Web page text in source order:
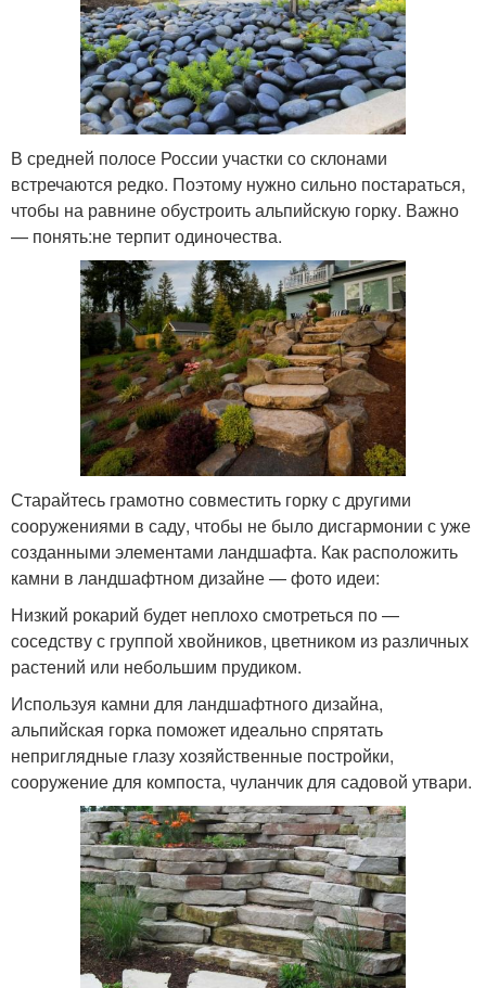
В средней полосе России участки со склонами
встречаются редко. Поэтому нужно сильно постараться,
чтобы на равнине обустроить альпийскую горку. Важно
— понять:не терпит одиночества.
Старайтесь грамотно совместить горку с другими
сооружениями в саду, чтобы не было дисгармонии с уже
созданными элементами ландшафта. Как расположить
камни в ландшафтном дизайне — фото идеи:
Низкий рокарий будет неплохо смотреться по —
соседству с группой хвойников, цветником из различных
растений или небольшим прудиком.
Используя камни для ландшафтного дизайна,
альпийская горка поможет идеально спрятать
неприглядные глазу хозяйственные постройки,
сооружение для компоста, чуланчик для садовой утвари.